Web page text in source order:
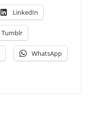
LinkedIn
Tumblr
WhatsApp